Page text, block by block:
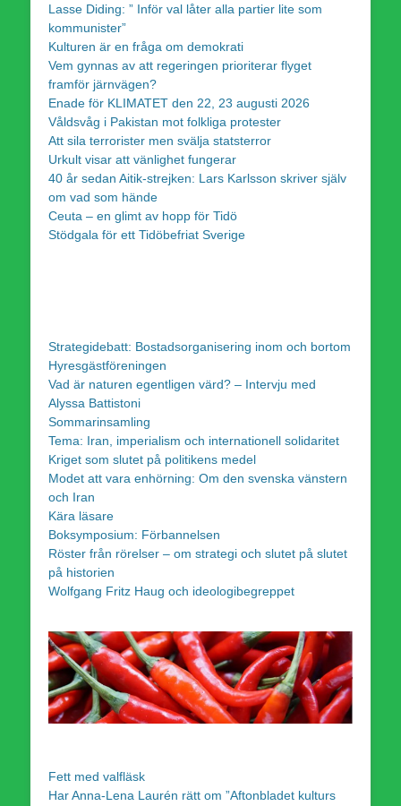
Lasse Diding: ” Inför val låter alla partier lite som
kommunister”
Kulturen är en fråga om demokrati
Vem gynnas av att regeringen prioriterar flyget
framför järnvägen?
Enade för KLIMATET den 22, 23 augusti 2026
Våldsvåg i Pakistan mot folkliga protester
Att sila terrorister men svälja statsterror
Urkult visar att vänlighet fungerar
40 år sedan Aitik-strejken: Lars Karlsson skriver själv
om vad som hände
Ceuta – en glimt av hopp för Tidö
Stödgala för ett Tidöbefriat Sverige
Strategidebatt: Bostadsorganisering inom och bortom
Hyresgästföreningen
Vad är naturen egentligen värd? – Intervju med
Alyssa Battistoni
Sommarinsamling
Tema: Iran, imperialism och internationell solidaritet
Kriget som slutet på politikens medel
Modet att vara enhörning: Om den svenska vänstern
och Iran
Kära läsare
Boksymposium: Förbannelsen
Röster från rörelser – om strategi och slutet på slutet
på historien
Wolfgang Fritz Haug och ideologibegreppet
Fett med valfläsk
Har Anna-Lena Laurén rätt om ”Aftonbladet kulturs